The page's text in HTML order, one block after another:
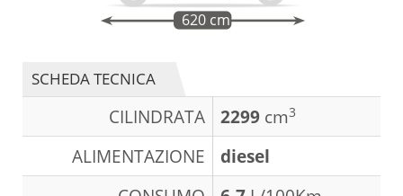
620 cm
SCHEDA TECNICA
CILINDRATA 2299 cm3
ALIMENTAZIONE
diesel